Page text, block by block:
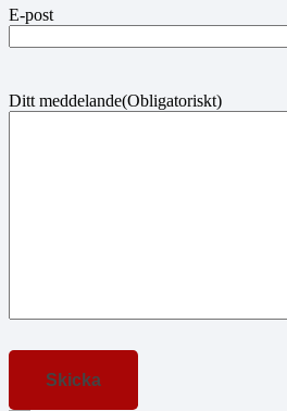
E-post
Ditt meddelande(Obligatoriskt)
Skicka